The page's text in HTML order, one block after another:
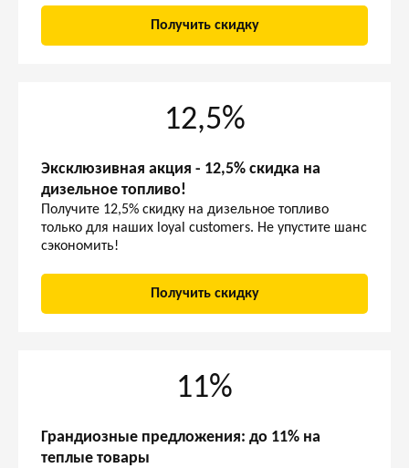
Получить скидку
12,5%
Эксклюзивная акция - 12,5% скидка на
дизельное топливо!
Получите 12,5% скидку на дизельное топливо
только для наших loyal customers. Не упустите шанс
сэкономить!
Получить скидку
11%
Грандиозные предложения: до 11% на
теплые товары